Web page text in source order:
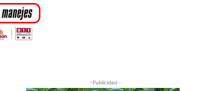
-Publicidad -